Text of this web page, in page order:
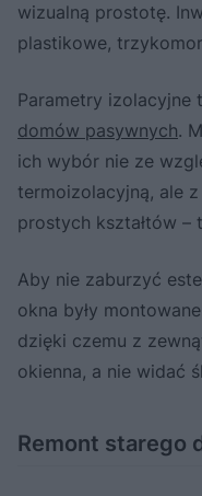
wizualną prostotę.
plastikowe,
Parametry izolacyjne
domów pasywnych.
ich wybór nie ze
termoizolacyjną, ale
prostych kształtów –
Aby nie zaburzyć
okna były
dzięki czemu z
okienna, a nie widać
Remont starego